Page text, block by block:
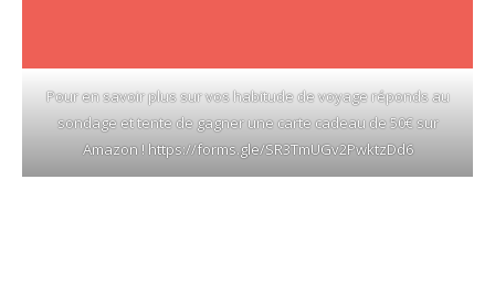
Pour en savoir plus sur vos habitude de voyage réponds au
sondage et tente de gagner une carte cadeau de 50€ sur
Amazon !https://forms.gle/SR3TmUGv2PwktzDd6